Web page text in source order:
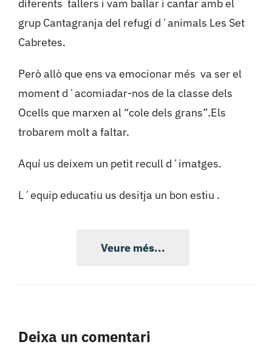
diferents tallers i vam ballar i cantar amb el
grup Cantagranja del refugi d´animals Les Set
Cabretes.
Però allò que ens va emocionar més va ser el
moment d´acomiadar-nos de la classe dels
Ocells que marxen al “cole dels grans”.Els
trobarem molt a faltar.
Aquí us deixem un petit recull d´imatges.
L´equip educatiu us desitja un bon estiu .
Veure més...
Deixa un comentari